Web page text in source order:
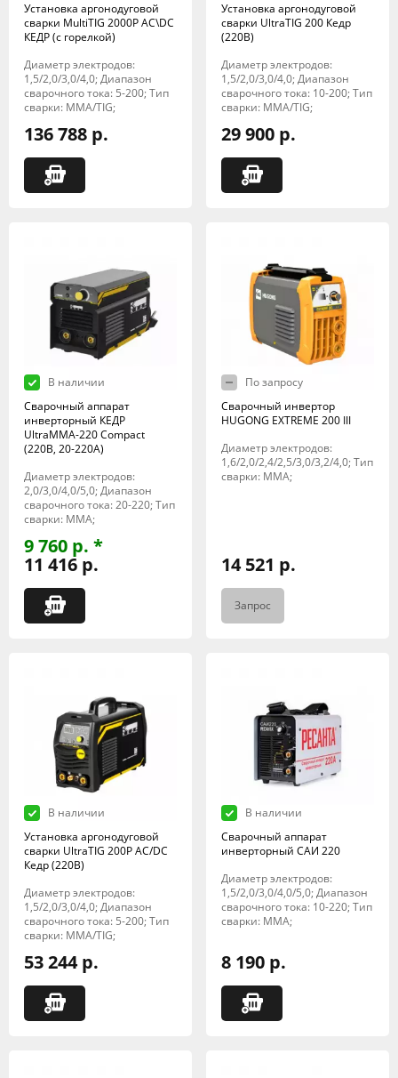
Установка аргонодуговой
сварки MultiTIG 2000P AC\DC
КЕДР (с горелкой)
Диаметр электродов:
1,5/2,0/3,0/4,0; Диапазон
сварочного тока: 5-200; Тип
сварки: MMA/TIG;
136 788 р.
Установка аргонодуговой
сварки UltraTIG 200 Кедр
(220В)
Диаметр электродов:
1,5/2,0/3,0/4,0; Диапазон
сварочного тока: 10-200; Тип
сварки: MMA/TIG;
29 900 р.
В наличии
Сварочный аппарат
инверторный КЕДР
UltraMMA-220 Compact
(220В, 20-220А)
Диаметр электродов:
2,0/3,0/4,0/5,0; Диапазон
сварочного тока: 20-220; Тип
сварки: MMA;
9 760 р. *
11 416 р.
По запросу
Сварочный инвертор
HUGONG EXTREME 200 III
Диаметр электродов:
1,6/2,0/2,4/2,5/3,0/3,2/4,0; Тип
сварки: MMA;
14 521 р.
Запрос
В наличии
Установка аргонодуговой
сварки UltraTIG 200P AC/DC
Кедр (220В)
Диаметр электродов:
1,5/2,0/3,0/4,0; Диапазон
сварочного тока: 5-200; Тип
сварки: MMA/TIG;
53 244 р.
В наличии
Сварочный аппарат
инверторный САИ 220
Диаметр электродов:
1,5/2,0/3,0/4,0/5,0; Диапазон
сварочного тока: 10-220; Тип
сварки: MMA;
8 190 р.